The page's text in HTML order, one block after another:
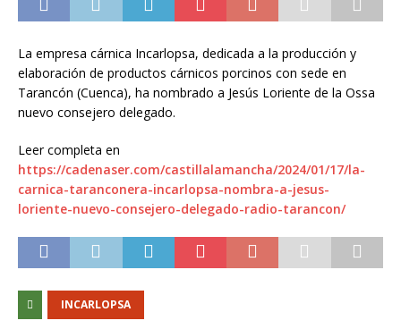
La empresa cárnica Incarlopsa, dedicada a la producción y
elaboración de productos cárnicos porcinos con sede en
Tarancón (Cuenca), ha nombrado a Jesús Loriente de la Ossa
nuevo consejero delegado.
Leer completa en
https://cadenaser.com/castillalamancha/2024/01/17/la-
carnica-taranconera-incarlopsa-nombra-a-jesus-
loriente-nuevo-consejero-delegado-radio-tarancon/
INCARLOPSA